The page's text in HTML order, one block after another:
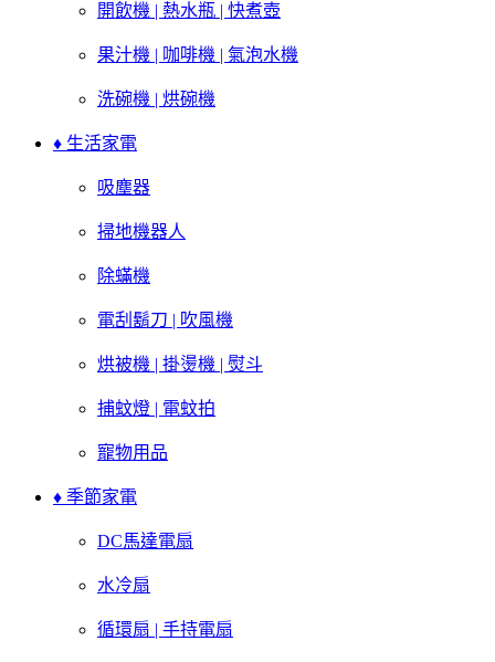
開飲機 | 熱水瓶 | 快煮壺
果汁機 | 咖啡機 | 氣泡水機
洗碗機 | 烘碗機
♦ 生活家電
吸塵器
掃地機器人
除蟎機
電刮鬍刀 | 吹風機
烘被機 | 掛燙機 | 熨斗
捕蚊燈 | 電蚊拍
寵物用品
♦ 季節家電
DC馬達電扇
水冷扇
循環扇 | 手持電扇